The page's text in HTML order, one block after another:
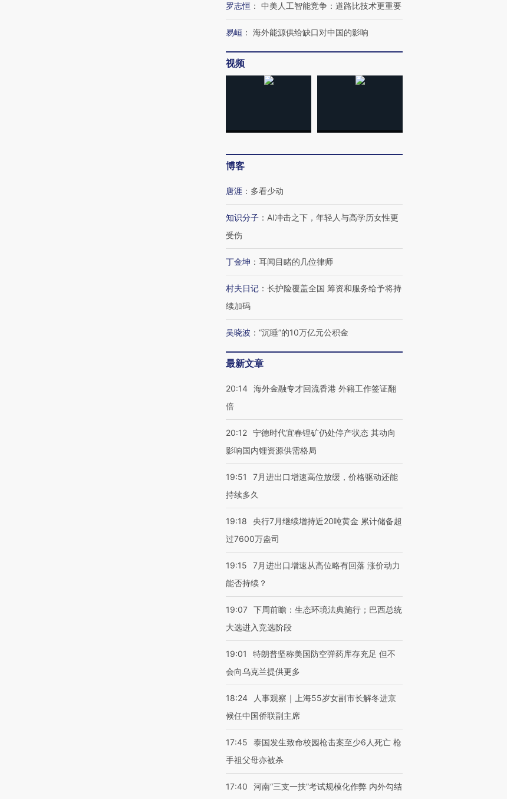
罗志恒 ： 中美人工智能竞争：道路比技术更重要
易峘 ： 海外能源供给缺口对中国的影响
视频
博客
唐涯 ： 多看少动
知识分子 ： AI冲击之下，年轻人与高学历女性更
受伤
丁金坤 ： 耳闻目睹的几位律师
村夫日记 ： 长护险覆盖全国 筹资和服务给予将持
续加码
吴晓波 ： “沉睡”的10万亿元公积金
最新文章
20:14 海外金融专才回流香港 外籍工作签证翻
倍
20:12 宁德时代宜春锂矿仍处停产状态 其动向
影响国内锂资源供需格局
19:51
7月进出口增速高位放缓，价格驱动还能
持续多久
19:18
央行7月继续增持近20吨黄金 累计储备超
过7600万盎司
19:15
7月进出口增速从高位略有回落 涨价动力
能否持续？
19:07 下周前瞻：生态环境法典施行；巴西总统
大选进入竞选阶段
19:01
特朗普坚称美国防空弹药库存充足 但不
会向乌克兰提供更多
18:24
人事观察｜上海55岁女副市长解冬进京
候任中国侨联副主席
17:45
泰国发生致命校园枪击案至少6人死亡 枪
手祖父母亦被杀
17:40 河南“三支一扶”考试规模化作弊 内外勾结